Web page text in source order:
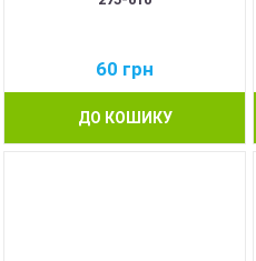
60 грн
ДО КОШИКУ